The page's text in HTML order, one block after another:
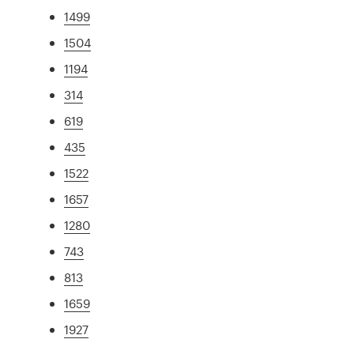
1499
1504
1194
314
619
435
1522
1657
1280
743
813
1659
1927